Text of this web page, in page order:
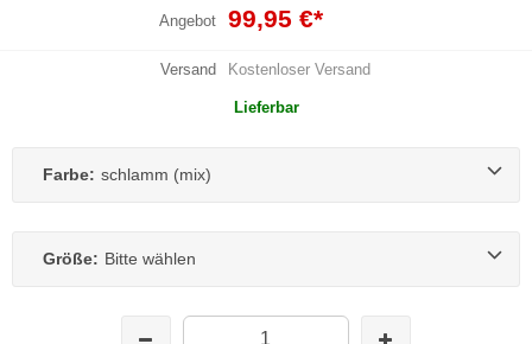
Angebot 99,95 €*
Versand Kostenloser Versand
Lieferbar
Farbe: schlamm (mix)
Größe: Bitte wählen